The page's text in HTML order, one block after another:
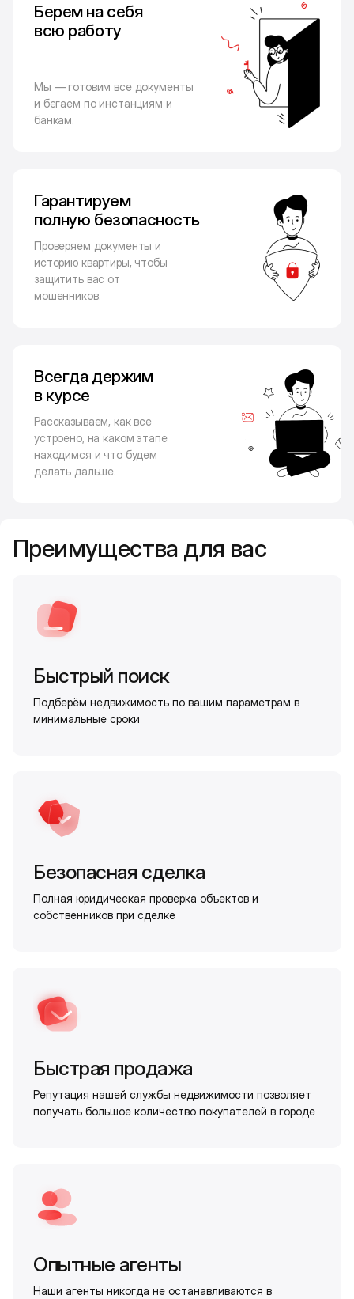
Берем на себя
всю работу
Мы — готовим все документы
и бегаем по инстанциям и
банкам.
Гарантируем
полную безопасность
Проверяем документы и
историю квартиры, чтобы
защитить вас от
мошенников.
Всегда держим
в курсе
Рассказываем, как все
устроено, на каком этапе
находимся и что будем
делать дальше.
Преимущества для вас
Быстрый поиск
Подберём недвижимость по вашим параметрам в
минимальные сроки
Безопасная сделка
Полная юридическая проверка объектов и
собственников при сделке
Быстрая продажа
Репутация нашей службы недвижимости позволяет
получать большое количество покупателей в городе
Опытные агенты
Наши агенты никогда не останавливаются в